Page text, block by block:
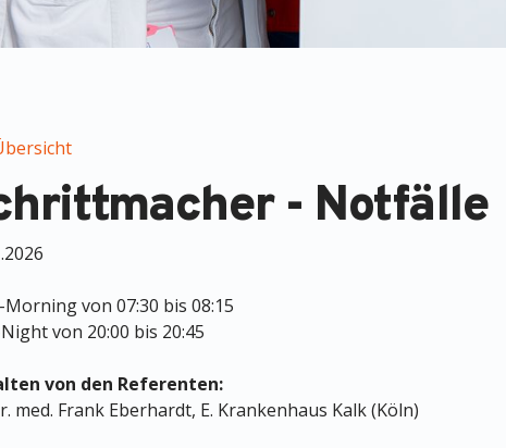
- Notfälle
Morning von 07:30 bis 08:15
von 20:00 bis 20:45
von den Referenten:
med. Frank Eberhardt, E. Krankenhaus Kalk (Köln)